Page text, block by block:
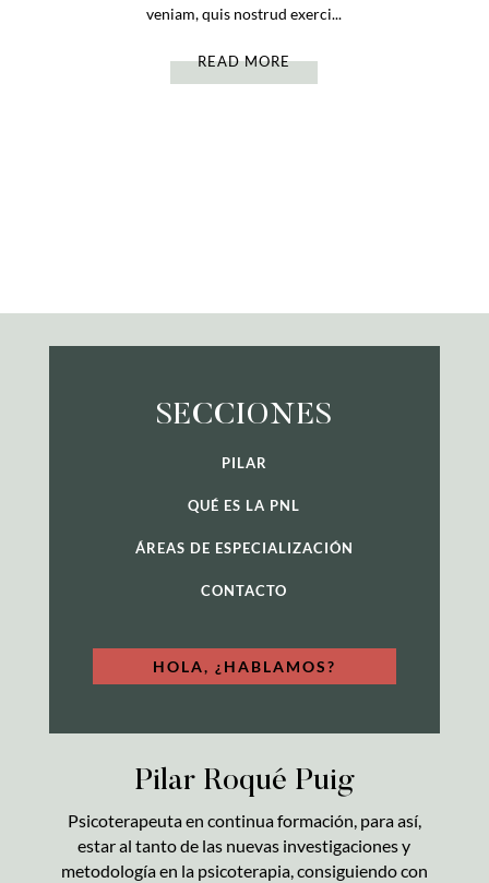
veniam, quis nostrud exerci...
READ MORE
SECCIONES
PILAR
QUÉ ES LA PNL
ÁREAS DE ESPECIALIZACIÓN
CONTACTO
HOLA, ¿HABLAMOS?
Pilar Roqué Puig
Psicoterapeuta en continua formación, para así,
estar al tanto de las nuevas investigaciones y
metodología en la psicoterapia, consiguiendo con